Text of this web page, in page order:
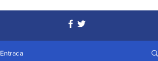
Entrada